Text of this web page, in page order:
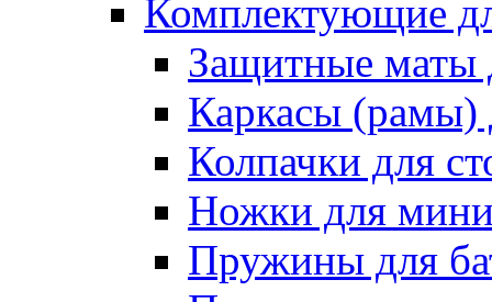
Комплектующие
Защитные маты
Каркасы (рамы)
Колпачки для
Ножки для
Пружины для